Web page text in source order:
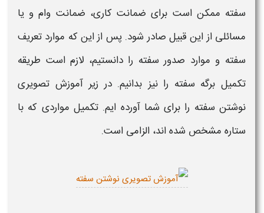
سفته ممکن است برایضمانت کاری، ضمانت وامو یا
مسائلی از این قبیل صادر شود. پس از این که موارد تعریف
سفته و موارد صدور سفته را دانستیم، لازم است طریقه
تکمیل برگه سفته را نیز بدانیم. در زیرآموزش تصویری
نوشتن سفته را برای شما آورده ایم. تکمیل مواردی که با
ستاره مشخص شده اند، الزامی است.